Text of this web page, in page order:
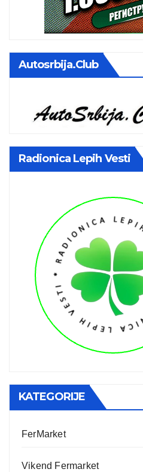
Autosrbija.club
Radionica Lepih Vesti
KATEGORIJE
FerMarket
Vikend Fermarket